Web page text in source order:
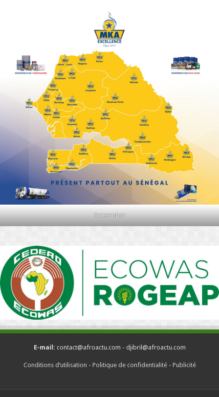
Screenshot
E-mail: contact@afroactu.com - djibril@afroactu.com
Conditions d’utilisation - Politique de confidentialité- Publicité